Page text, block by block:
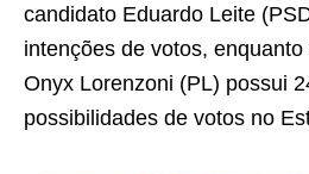
candidato Eduardo Leite
intenções de votos,
Onyx Lorenzoni (PL) possui
possibilidades de votos no